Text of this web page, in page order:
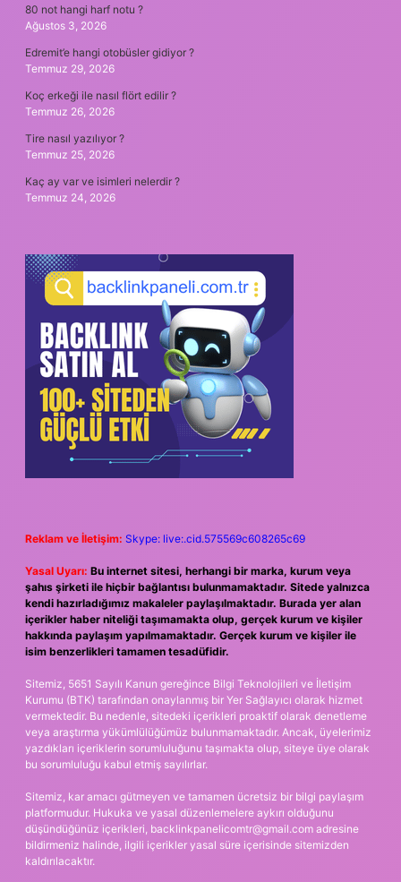
80 not hangi harf notu ?
Ağustos 3, 2026
Edremit’e hangi otobüsler gidiyor ?
Temmuz 29, 2026
Koç erkeği ile nasıl flört edilir ?
Temmuz 26, 2026
Tire nasıl yazılıyor ?
Temmuz 25, 2026
Kaç ay var ve isimleri nelerdir ?
Temmuz 24, 2026
Reklam ve İletişim: Skype: live:.cid.575569c608265c69
Yasal Uyarı: Bu internet sitesi, herhangi bir marka, kurum veya
şahıs şirketi ile hiçbir bağlantısı bulunmamaktadır. Sitede yalnızca
kendi hazırladığımız makaleler paylaşılmaktadır. Burada yer alan
içerikler haber niteliği taşımamakta olup, gerçek kurum ve kişiler
hakkında paylaşım yapılmamaktadır. Gerçek kurum ve kişiler ile
isim benzerlikleri tamamen tesadüfidir.
Sitemiz, 5651 Sayılı Kanun gereğince Bilgi Teknolojileri ve İletişim
Kurumu (BTK) tarafından onaylanmış bir Yer Sağlayıcı olarak hizmet
vermektedir. Bu nedenle, sitedeki içerikleri proaktif olarak denetleme
veya araştırma yükümlülüğümüz bulunmamaktadır. Ancak, üyelerimiz
yazdıkları içeriklerin sorumluluğunu taşımakta olup, siteye üye olarak
bu sorumluluğu kabul etmiş sayılırlar.
Sitemiz, kar amacı gütmeyen ve tamamen ücretsiz bir bilgi paylaşım
platformudur. Hukuka ve yasal düzenlemelere aykırı olduğunu
düşündüğünüz içerikleri, backlinkpanelicomtr@gmail.com adresine
bildirmeniz halinde, ilgili içerikler yasal süre içerisinde sitemizden
kaldırılacaktır.